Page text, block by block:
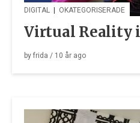
DIGITAL | OKATEGORISERADE
Virtual Reality
by frida / 10 år ago